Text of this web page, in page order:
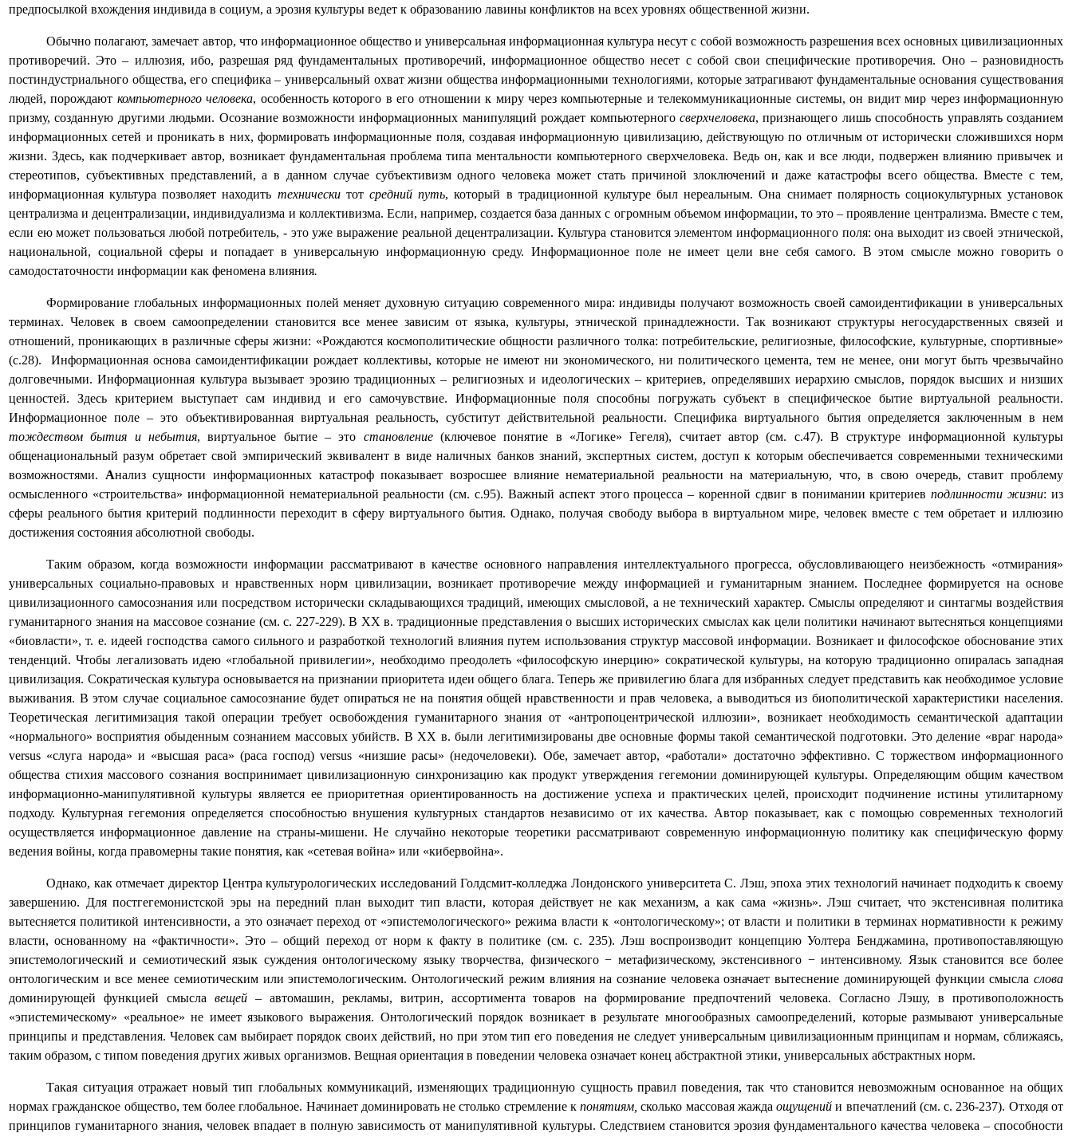
предпосылкой вхождения индивида в социум, а эрозия культуры ведет к образованию лавины конфликтов на всех уровнях общественной жизни.
Обычно полагают, замечает автор, что информационное общество и универсальная информационная культура несут с собой возможность разрешения всех основных цивилизационных
противоречий. Это – иллюзия, ибо, разрешая ряд фундаментальных противоречий, информационное общество несет с собой свои специфические противоречия. Оно – разновидность
постиндустриального общества, его специфика – универсальный охват жизни общества информационными технологиями, которые затрагивают фундаментальные основания существования
людей, порождают компьютерного человека, особенность которого в его отношении к миру через компьютерные и телекоммуникационные системы, он видит мир через информационную
призму, созданную другими людьми. Осознание возможности информационных манипуляций рождает компьютерного сверхчеловека, признающего лишь способность управлять созданием
информационных сетей и проникать в них, формировать информационные поля, создавая информационную цивилизацию, действующую по отличным от исторически сложившихся норм
жизни. Здесь, как подчеркивает автор, возникает фундаментальная проблема типа ментальности компьютерного сверхчеловека. Ведь он, как и все люди, подвержен влиянию привычек и
стереотипов, субъективных представлений, а в данном случае субъективизм одного человека может стать причиной злоключений и даже катастрофы всего общества. Вместе с тем,
информационная культура позволяет находить технически тотсредний путь, который в традиционной культуре был нереальным. Она снимает полярность социокультурных установок
централизма и децентрализации, индивидуализма и коллективизма. Если, например, создается база данных с огромным объемом информации, то это – проявление централизма. Вместе с тем,
если ею может пользоваться любой потребитель, - это уже выражение реальной децентрализации. Культура становится элементом информационного поля: она выходит из своей этнической,
национальной, социальной сферы и попадает в универсальную информационную среду. Информационное поле не имеет цели вне себя самого. В этом смысле можно говорить о
самодостаточности информации как феномена влияния.
Формирование глобальных информационных полей меняет духовную ситуацию современного мира: индивиды получают возможность своей самоидентификации в универсальных
терминах. Человек в своем самоопределении становится все менее зависим от языка, культуры, этнической принадлежности. Так возникают структуры негосударственных связей и
отношений, проникающих в различные сферы жизни: «Рождаются космополитические общности различного толка: потребительские, религиозные, философские, культурные, спортивные»
(с.28).
Информационная основа самоидентификации рождает коллективы, которые не имеют ни экономического, ни политического цемента, тем не менее, они могут быть чрезвычайно
долговечными. Информационная культура вызывает эрозию традиционных – религиозных и идеологических – критериев, определявших иерархию смыслов, порядок высших и низших
ценностей. Здесь критерием выступает сам индивид и его самочувствие. Информационные поля способны погружать субъект в специфическое бытие виртуальной реальности.
Информационное поле – это объективированная виртуальная реальность, субститут действительной реальности. Специфика виртуального бытия определяется заключенным в нем
тождеством бытия и небытия, виртуальное бытие – это становление(ключевое понятие в «Логике» Гегеля), считает автор (см. с.47). В структуре информационной культуры
общенациональный разум обретает свой эмпирический эквивалент в виде наличных банков знаний, экспертных систем, доступ к которым обеспечивается современными техническими
возможностями. Анализ сущности информационных катастроф показывает возросшее влияние нематериальной реальности на материальную, что, в свою очередь, ставит проблему
осмысленного «строительства» информационной нематериальной реальности (см. с.95). Важный аспект этого процесса – коренной сдвиг в понимании критериевподлинности жизни: из
сферы реального бытия критерий подлинности переходит в сферу виртуального бытия. Однако, получая свободу выбора в виртуальном мире, человек вместе с тем обретает и иллюзию
достижения состояния абсолютной свободы.
Таким образом, когда возможности информации рассматривают в качестве основного направления интеллектуального прогресса, обусловливающего неизбежность «отмирания»
универсальных социально-правовых и нравственных норм цивилизации, возникает противоречие между информацией и гуманитарным знанием. Последнее формируется на основе
цивилизационного самосознания или посредством исторически складывающихся традиций, имеющих смысловой, а не технический характер. Смыслы определяют и синтагмы воздействия
гуманитарного знания на массовое сознание (см. с. 227-229). В ХХ в. традиционные представления о высших исторических смыслах как цели политики начинают вытесняться концепциями
«биовласти», т. е. идеей господства самого сильного и разработкой технологий влияния путем использования структур массовой информации. Возникает и философское обоснование этих
тенденций. Чтобы легализовать идею «глобальной привилегии», необходимо преодолеть «философскую инерцию» сократической культуры, на которую традиционно опиралась западная
цивилизация. Сократическая культура основывается на признании приоритета идеи общего блага. Теперь же привилегию блага для избранных следует представить как необходимое условие
выживания. В этом случае социальное самосознание будет опираться не на понятия общей нравственности и прав человека, а выводиться из биополитической характеристики населения.
Теоретическая легитимизация такой операции требует освобождения гуманитарного знания от «антропоцентрической иллюзии», возникает необходимость семантической адаптации
«нормального» восприятия обыденным сознанием массовых убийств. В XX в. были легитимизированы две основные формы такой семантической подготовки. Это деление «враг народа»
versus «слуга народа» и «высшая раса» (paса господ) versus «низшие расы» (недочеловеки). Обе, замечает автор, «работали» достаточно эффективно. С торжеством информационного
общества стихия массового сознания воспринимает цивилизационную синхронизацию как продукт утверждения гегемонии доминирующей культуры. Определяющим общим качеством
информационно-манипулятивной культуры является ее приоритетнаяориентированность на достижение успеха и практических целей, происходит подчинение истины утилитарному
подходу. Культурная гегемония определяется способностью внушения культурных стандартов независимо от их качества. Автор показывает, как с помощью современных технологий
осуществляется информационное давление на страны-мишени. Не случайно некоторые теоретики рассматривают современную информационную политику как специфическую форму
ведения войны, когда правомерны такие понятия, как «сетевая война» или «кибервойна».
Однако, как отмечает директор Центра культурологических исследований Голдсмит-колледжа Лондонского университета С. Лэш, эпоха этих технологий начинает подходить к своему
завершению. Для постгегемонистской эры на передний план выходит тип власти, которая действует не как механизм, а как сама «жизнь». Лэш считает, что экстенсивная политика
вытесняется политикой интенсивности, а это означает переход от «эпистемологического» режима власти к «онтологическому»; от власти и политики в терминах нормативности к режиму
власти, основанному на «фактичности». Это – общий переход от норм к факту в политике (см. с. 235). Лэш воспроизводит концепцию Уолтера Бенджамина, противопоставляющую
эпистемологический и семиотический язык суждения онтологическому языку творчества, физического − метафизическому, экстенсивного − интенсивному. Язык становится все более
онтологическим и все менее семиотическим или эпистемологическим. Онтологический режим влияния на сознание человека означает вытеснение доминирующей функции смысла слова
доминирующей функцией смысла вещей – автомашин, рекламы, витрин, ассортимента товаров на формирование предпочтений человека. Согласно Лэшу, в противоположность
«эпистемическому» «реальное» не имеет языкового выражения. Онтологический порядок возникает в результате многообразных самоопределений, которые размывают универсальные
принципы и представления. Человек сам выбирает порядок своих действий, но при этом тип его поведения не следует универсальным цивилизационным принципам и нормам, сближаясь,
таким образом, с типом поведения других живых организмов. Вещная ориентация в поведении человека означает конец абстрактной этики, универсальных абстрактных норм.
Такая ситуация отражает новый тип глобальных коммуникаций, изменяющих традиционную сущность правил поведения, так что становится невозможным основанное на общих
нормах гражданское общество, тем более глобальное. Начинает доминировать не столько стремление кпонятиям, сколько массовая жаждаощущенийи впечатлений (см. с. 236-237). Отходя от
принципов гуманитарного знания, человек впадает в полную зависимость от манипулятивной культуры. Следствием становится эрозия фундаментального качества человека – способности